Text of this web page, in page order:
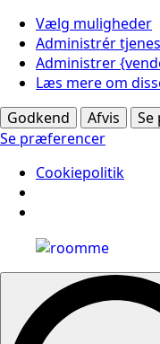
Vælg muligheder
Administrér
Administrer
Læs mere om
Godkend
Afvis
Se præferencer
Cookiepolitik